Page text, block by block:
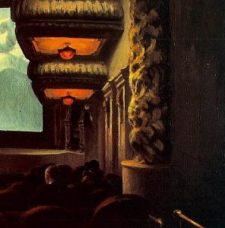
Le colloque se tiendra EN LIGNE
Dès le début du xx
siècle, de nombreux écrits ont affirmé la nature
syncrétique du cinéma, alors synonyme de modernité. Les années 1920, en
particulier, furent marquées par la publication d’essais rapprochant, ou au
contraire distinguant, le cinéma des autres arts. Alors qu’il a été considéré par
les uns comme la forme artistique la plus complète, d’autres ont interprété
l’hybridité”